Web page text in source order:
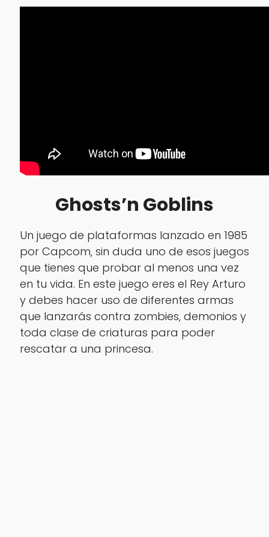
Ghosts’n Goblins
Un juego de plataformas lanzado en 1985
por Capcom, sin duda uno de esos juegos
que tienes que probar al menos una vez
en tu vida. En este juego eres el Rey Arturo
y debes hacer uso de diferentes armas
que lanzarás contra zombies, demonios y
toda clase de criaturas para poder
rescatar a una princesa.